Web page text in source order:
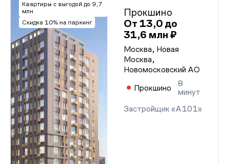
Квартиры с выгодой до 9,7
млн
Скидка 10% на паркинг
Прокшино
От 13,0 до
31,6 млн ₽
Москва, Новая
Москва,
Новомосковский АО
Прокшино
8
минут
Застройщик «А101»